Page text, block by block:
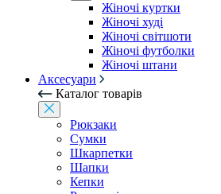
Жіночі куртки
Жіночі худі
Жіночі світшоти
Жіночі футболки
Жіночі штани
Аксесуари
Каталог товарів
Рюкзаки
Сумки
Шкарпетки
Шапки
Кепки